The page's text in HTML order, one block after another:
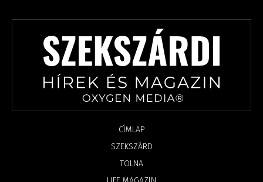
CÍMLAP
SZEKSZÁRD
TOLNA